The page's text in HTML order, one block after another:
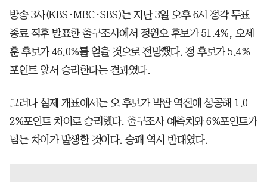
방송 3사(KBS·MBC·SBS)는 지난 3일 오후 6시 정각 투표
종료 직후 발표한 출구조사에서 정원오 후보가 51.4%, 오세
훈 후보가 46.0%를 얻을 것으로 전망했다. 정 후보가 5.4%
포인트 앞서 승리한다는 결과였다.
그러나 실제 개표에서는 오 후보가 막판 역전에 성공해 1.0
2%포인트 차이로 승리했다. 출구조사 예측치와 6%포인트가
넘는 차이가 발생한 것이다. 승패 역시 반대였다.